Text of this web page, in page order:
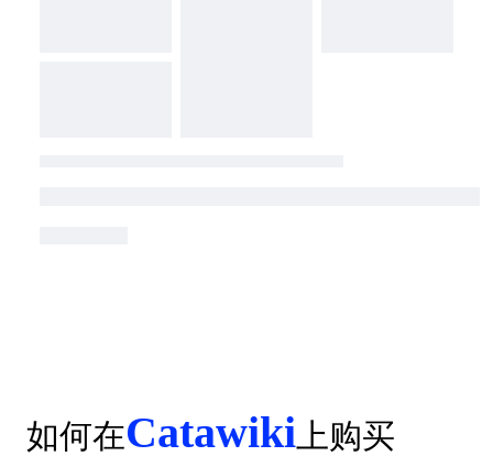
如何在Catawiki 上购买